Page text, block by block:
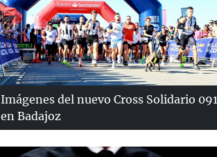
Imágenes del nuevo Cross Solidario 091
en Badajoz